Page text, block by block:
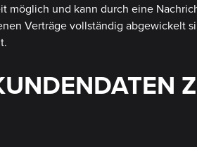
möglich und kann durch eine
Verträge vollständig